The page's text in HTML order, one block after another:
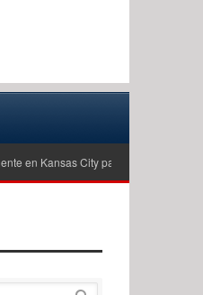
City para localizar a niño de 11